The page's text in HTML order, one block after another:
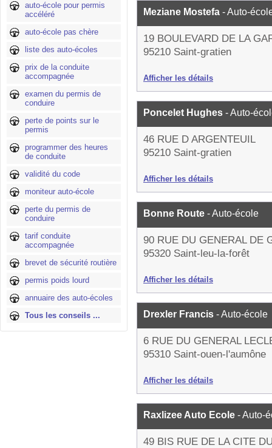
auto-école pour permis
accéléré
auto-école pas chère
liste des auto-écoles
prix de la conduite
accompagnée
examen du permis de
conduire
perte de points sur le
permis
programmer des heures
de conduite
validité du code
moniteur auto-école
perte du permis de
conduire
tarif conduite
accompagnée
brevet de sécurité routière
permis poids lourd
annuaire des auto-écoles
Tous les conseils ...
Meziane Mostefa - Auto-
19 BOULEVARD DE LA
95210 Saint-gratien
Afficher les détails
Poncelet Hughes - Auto-
46 RUE D ARGENTEUIL
95210 Saint-gratien
Afficher les détails
Bonne Route - Auto-école
90 RUE DU GENERAL DE
95320 Saint-leu-la-forêt
Afficher les détails
Drexler Francis - Auto-école
6 RUE DU GENERAL
95310 Saint-ouen-l'aumône
Afficher les détails
Raxlizee Auto Ecole - Auto-
49 BIS RUE DE LA CITE